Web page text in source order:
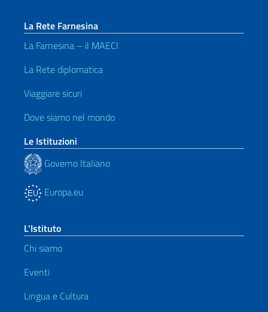
La Rete Farnesina
La Farnesina – il MAECI
La Rete diplomatica
Viaggiare sicuri
Dove siamo nel mondo
Le Istituzioni
Governo Italiano
Europa.eu
L’Istituto
Chi siamo
Eventi
Lingua e Cultura